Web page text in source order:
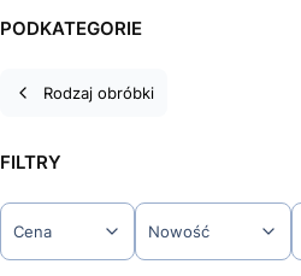
PODKATEGORIE
Rodzaj obróbki
FILTRY
Cena Nowość